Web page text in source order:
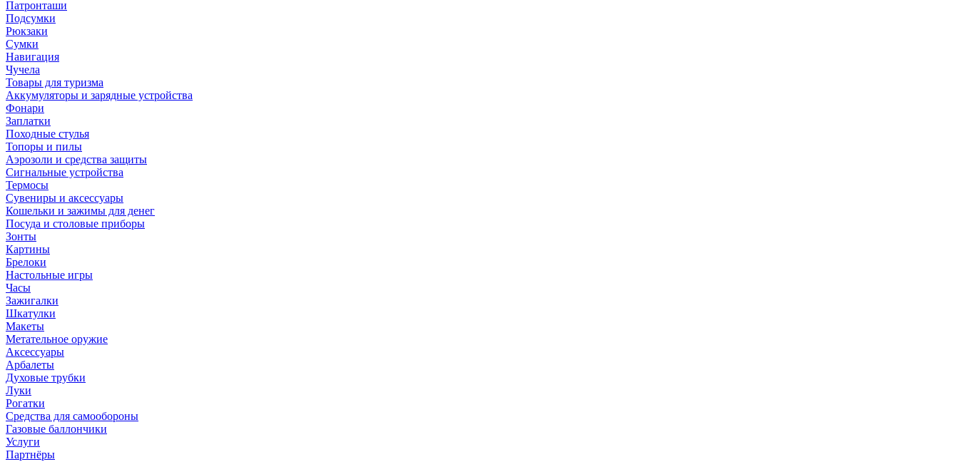
Патронташи
Подсумки
Рюкзаки
Сумки
Навигация
Чучела
Товары для туризма
Аккумуляторы и зарядные устройства
Фонари
Заплатки
Походные стулья
Топоры и пилы
Аэрозоли и средства защиты
Сигнальные устройства
Термосы
Сувениры и аксессуары
Кошельки и зажимы для денег
Посуда и столовые приборы
Зонты
Картины
Брелоки
Настольные игры
Часы
Зажигалки
Шкатулки
Макеты
Метательное оружие
Аксессуары
Арбалеты
Духовые трубки
Луки
Рогатки
Средства для самообороны
Газовые баллончики
Услуги
Партнёры